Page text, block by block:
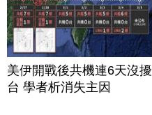
美伊開戰後共機連6天沒擾
台 學者析消失主因